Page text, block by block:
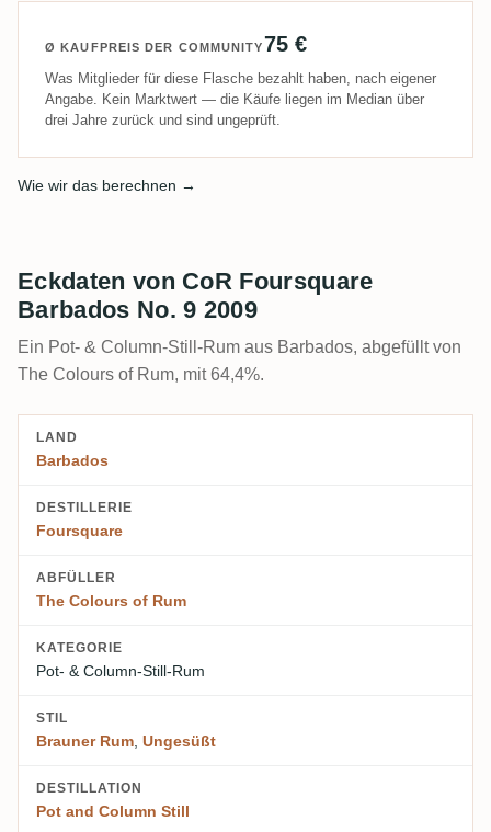
Ø KAUFPREIS DER COMMUNITY75 €
Was Mitglieder für diese Flasche bezahlt haben, nach eigener
Angabe. Kein Marktwert — die Käufe liegen im Median über
drei Jahre zurück und sind ungeprüft.
Wie wir das berechnen →
Eckdaten von CoR Foursquare
Barbados No. 9 2009
Ein Pot- & Column-Still-Rum aus Barbados, abgefüllt von
The Colours of Rum, mit 64,4%.
LAND
Barbados
DESTILLERIE
Foursquare
ABFÜLLER
The Colours of Rum
KATEGORIE
Pot- & Column-Still-Rum
STIL
Brauner Rum, Ungesüßt
DESTILLATION
Pot and Column Still